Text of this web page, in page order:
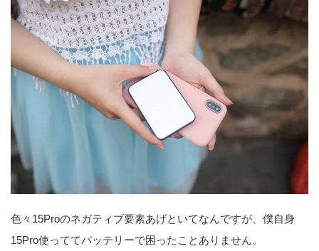
色々15Proのネガティブ要素あげといてなんですが、僕自身
15Pro使っててバッテリーで困ったことありません。